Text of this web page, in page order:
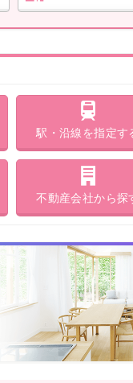
駅・沿線を指定す
不動産会社から探